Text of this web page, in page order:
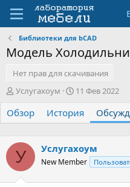
Библиотеки для bCAD
Модель
Нет прав для скачивания
А
т
о
т
е
ы
Услугахоум
Д
т
а
а
а
11 Фев 2022
Обзор История
У Услугахоум
New Member